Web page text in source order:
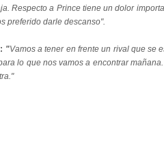
Respecto a Prince tiene un dolor
preferido darle descanso".
"Vamos a tener en frente un rival que se
lo que nos vamos a encontrar